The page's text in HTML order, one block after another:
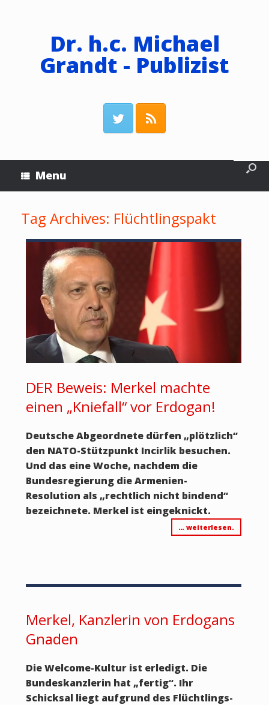
Dr. h.c. Michael
Grandt - Publizist
Menu
Tag Archives: Flüchtlingspakt
DER Beweis: Merkel machte
einen „Kniefall“ vor Erdogan!
Deutsche Abgeordnete dürfen „plötzlich“
den NATO-Stützpunkt Incirlik besuchen.
Und das eine Woche, nachdem die
Bundesregierung die Armenien-
Resolution als „rechtlich nicht bindend“
bezeichnete. Merkel ist eingeknickt.
… weiterlesen.
Merkel, Kanzlerin von Erdogans
Gnaden
Die Welcome-Kultur ist erledigt. Die
Bundeskanzlerin hat „fertig“. Ihr
Schicksal liegt aufgrund des Flüchtlings-